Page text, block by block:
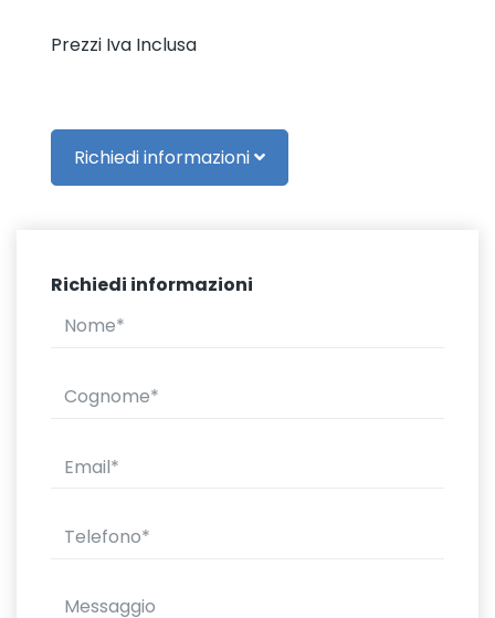
Prezzi Iva Inclusa
Richiedi informazioni
Richiedi informazioni